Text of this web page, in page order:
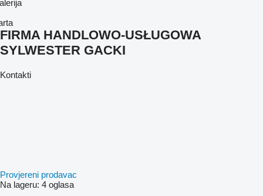
FIRMA HANDLOWO-USŁUGOWA
SYLWESTER GACKI
Kontakti
Provjereni prodavac
Na lageru: 4 oglasa